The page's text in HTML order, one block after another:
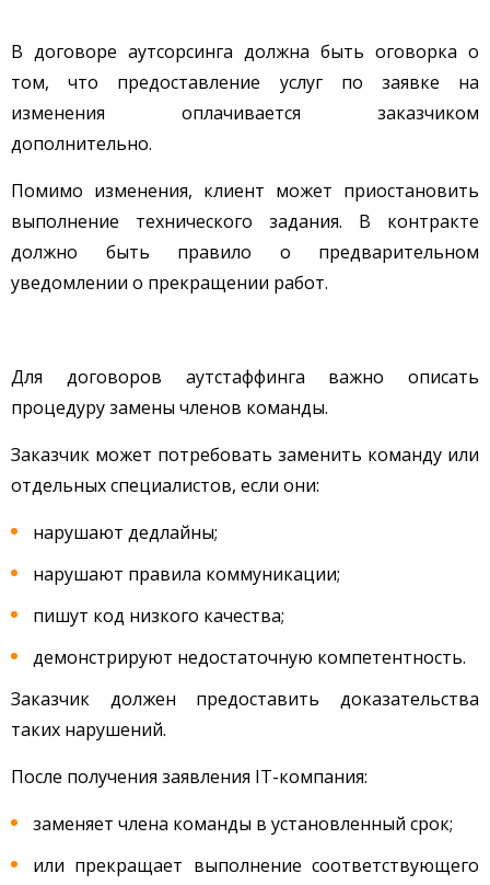
В договоре аутсорсинга должна быть оговорка о
том, что предоставление услуг по заявке на
изменения оплачивается заказчиком
дополнительно.
Помимо изменения, клиент может приостановить
выполнение технического задания. В контракте
должно быть правило о предварительном
уведомлении о прекращении работ.
Для договоров аутстаффинга важно описать
процедуру замены членов команды.
Заказчик может потребовать заменить команду или
отдельных специалистов, если они:
нарушают дедлайны;
нарушают правила коммуникации;
пишут код низкого качества;
демонстрируют недостаточную компетентность.
Заказчик должен предоставить доказательства
таких нарушений.
После получения заявления IT-компания:
заменяет члена команды в установленный срок;
или прекращает выполнение соответствующего